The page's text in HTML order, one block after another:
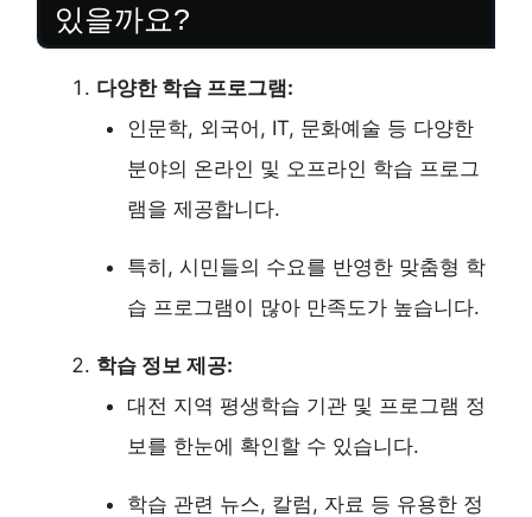
있을까요?
다양한 학습 프로그램:
인문학, 외국어, IT, 문화예술 등 다양한
분야의 온라인 및 오프라인 학습 프로그
램을 제공합니다.
특히, 시민들의 수요를 반영한 맞춤형 학
습 프로그램이 많아 만족도가 높습니다.
학습 정보 제공:
대전 지역 평생학습 기관 및 프로그램 정
보를 한눈에 확인할 수 있습니다.
학습 관련 뉴스, 칼럼, 자료 등 유용한 정